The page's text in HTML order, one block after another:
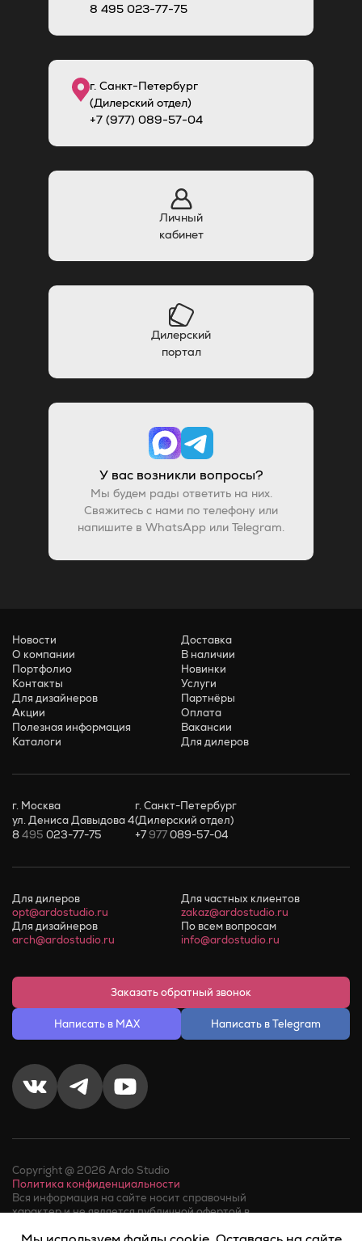
8 495 023-77-75
г. Санкт-Петербург
(Дилерский отдел)
+7 (977) 089-57-04
Личный
кабинет
Дилерский
портал
У вас возникли вопросы?
Мы будем рады ответить на них.
Свяжитесь с нами по телефону или
напишите в WhatsApp или Telegram.
Новости
О компании
Портфолио
Контакты
Для дизайнеров
Акции
Полезная информация
Каталоги
Доставка
В наличии
Новинки
Услуги
Партнёры
Оплата
Вакансии
Для дилеров
г. Москва
ул. Дениса Давыдова 4
8495 023-77-75
г. Санкт-Петербург
(Дилерский отдел)
+7977089-57-04
Для дилеров
opt@ardostudio.ru
Для частных клиентов
zakaz@ardostudio.ru
Для дизайнеров
arch@ardostudio.ru
По всем вопросам
info@ardostudio.ru
Заказать обратный звонок
Написать в MAX Написать в Telegram
Copyright @ 2026 Ardo Studio
Политика конфиденциальности
Вся информация на сайте носит справочный
характер и не является публичной офертой в